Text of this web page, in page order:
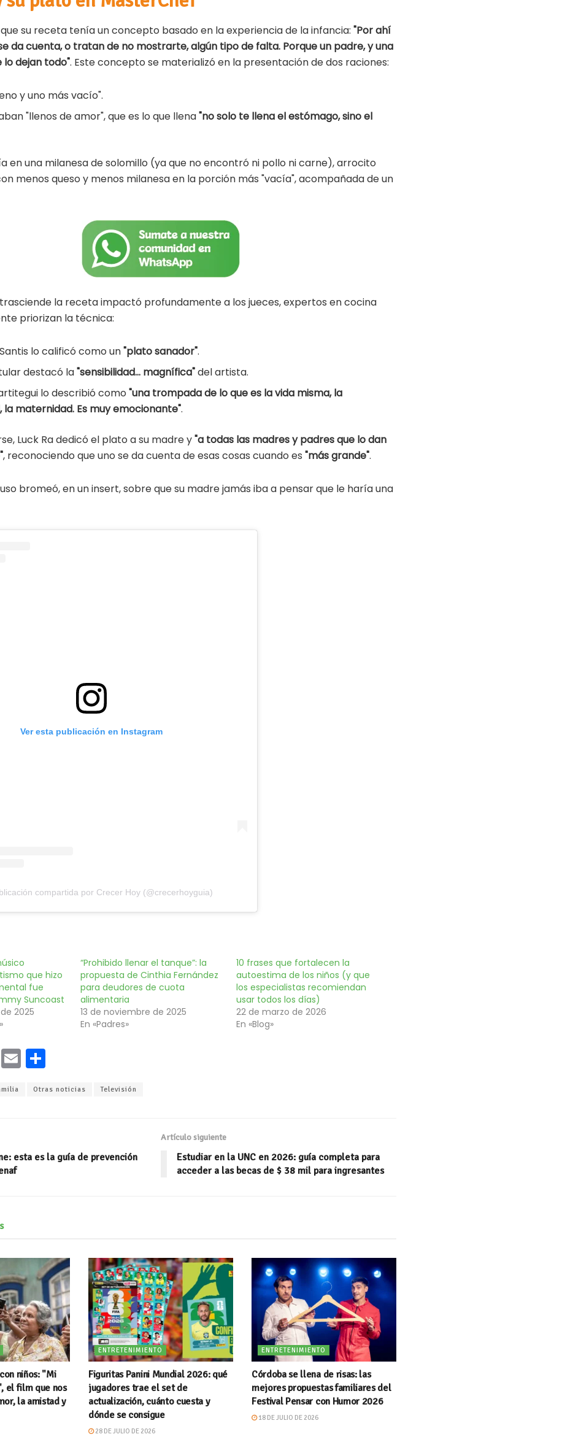
que su receta tenía un concepto basado en la experiencia de la infancia: "Por ahí
da cuenta, o tratan de no mostrarte, algún tipo de falta. Porque un padre, y una
lo dejan todo". Este concepto se materializó en la presentación de dos raciones:
y uno más vacío".
"llenos de amor", que es lo que llena"no solo te llena el estómago, sino el
en una milanesa de solomillo (ya que no encontró ni pollo ni carne), arrocito
menos queso y menos milanesa en la porción más "vacía", acompañada de un
trasciende la receta impactó profundamente a los jueces, expertos en cocina
priorizan la técnica:
lo calificó como un"plato sanador".
destacó la"sensibilidad... magnífica"del artista.
lo describió como"una trompada de lo que es la vida misma, la
la maternidad. Es muy emocionante".
Luck Ra dedicó el plato a su madre y"a todas las madres y padres que lo dan
, reconociendo que uno se da cuenta de esas cosas cuando es "más grande".
bromeó, en un insert, sobre que su madre jamás iba a pensar que le haría una
Ver esta publicación en Instagram
compartida por Crecer Hoy (@crecerhoyguia)
que hizo
fue
Suncoast
2025
“Prohibido llenar el tanque”: la
propuesta de Cinthia Fernández
para deudores de cuota
alimentaria
13 de noviembre de 2025
En «Padres»
10 frases que fortalecen la
autoestima de los niños (y que
los especialistas recomiendan
usar todos los días)
22 de marzo de 2026
En «Blog»
T
E
ai m
ti
Otras noticias Televisión
esta es la guía de prevención
Artículo siguiente
Estudiar en la UNC en 2026: guía completa para
acceder a las becas de $ 38 mil para ingresantes
niños: "Mi
el film que nos
la amistad y
ENTRETENIMIENTO
Figuritas Panini Mundial 2026: qué
jugadores trae el set de
actualización, cuánto cuesta y
dónde se consigue
28 DE JULIO DE 2026
ENTRETENIMIENTO
Córdoba se llena de risas: las
mejores propuestas familiares del
Festival Pensar con Humor 2026
18 DE JULIO DE 2026